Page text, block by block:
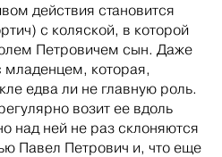
действия становится
с коляской, в которой
Петровичем сын. Даже
которая,
едва ли не главную роль.
возит ее вдоль
над ней не раз склоняются
Павел Петрович и, что еще